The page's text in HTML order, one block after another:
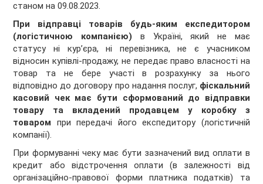
станом на 09.08.2023.
При відправці товарів будь-яким
експедитором
(логістичною компанією) в Україні, який не має
статусу ні кур’єра, ні перевізника, не є учасником
відносин купівлі-продажу, не передає право власності на
товар та не бере участі в розрахунку за нього
відповідно до договору про надання послуг, фіскальний
касовий чек має бути сформований до відправки
товару та вкладений продавцем у коробку з
товаром при передачі його експедитору (логістичній
компанії).
При формуванні чеку має бути зазначений вид оплати в
кредит або відстрочення оплати (в залежності від
організаційно-правової форми платника податків) та